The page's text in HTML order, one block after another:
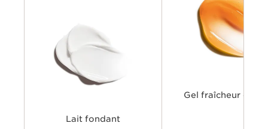
Lait fondant
Gel fraîcheur